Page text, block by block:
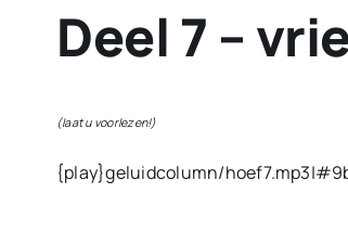
Deel 7 –
(laat u voorlezen!)
{play}geluidcolumn/